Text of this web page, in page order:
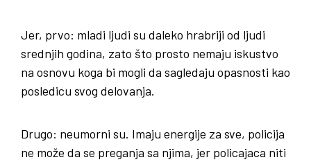
Jer, prvo: mladi ljudi su daleko hrabriji od ljudi
srednjih godina, zato što prosto nemaju iskustvo
na osnovu koga bi mogli da sagledaju opasnosti kao
posledicu svog delovanja.
Drugo: neumorni su. Imaju energije za sve, policija
ne može da se preganja sa njima, jer policajaca niti